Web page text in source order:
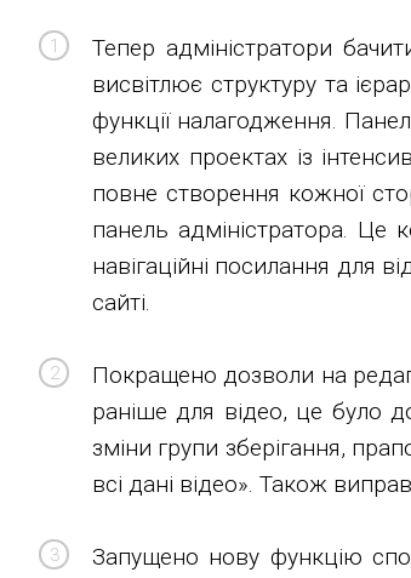
Тепер адміністратори
висвітлює структуру та
функції налагодження.
великих проектах із
повне створення кожної
панель адміністратора. Це
навігаційні посилання для
сайті.
Покращено дозволи на
раніше для відео, це було
зміни групи зберігання,
всі дані відео». Також
Запущено нову функцію